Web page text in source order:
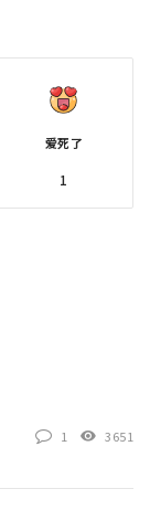
爱死了
1
1 3651